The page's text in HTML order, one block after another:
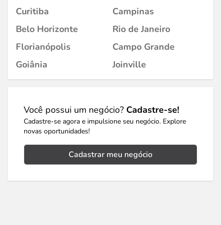
Curitiba
Campinas
Belo Horizonte
Rio de Janeiro
Florianópolis
Campo Grande
Goiânia
Joinville
Você possui um negócio? Cadastre-se!
Cadastre-se agora e impulsione seu negócio. Explore
novas oportunidades!
Cadastrar meu negócio